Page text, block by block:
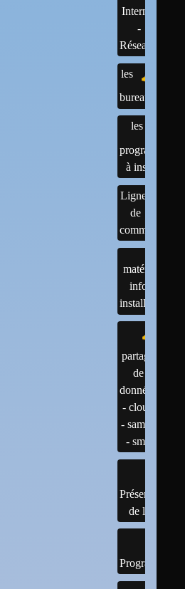
Internet
-
Réseaux
les
bureaux
les
programmes
à installer
Lignes
de
commandes
matériels :
infos et
installations
partage
de
données
- cloud
- samba
- smb
Présentation
de linux